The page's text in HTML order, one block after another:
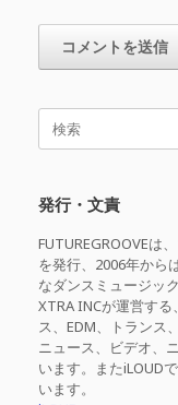
検
発行・文責
FUTUREGROOVEは
を発行、2006年から
なダンスミュージッ
XTRA INCが運営す
ス、EDM、トランス
ニュース、ビデオ、
います。またiLOUD
います。